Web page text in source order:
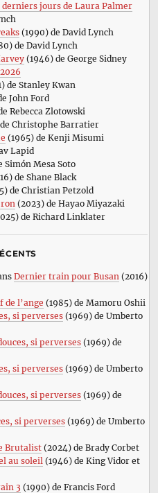
derniers jours de Laura Palmer
(1990) de David Lynch
de David Lynch
(1946) de George Sidney
de Stanley Kwan
John Ford
Rebecca Zlotowski
Christophe Barratier
(1965) de Kenji Misumi
Lapid
Simón Mesa Soto
de Shane Black
de Christian Petzold
(2023) de Hayao Miyazaki
de Richard Linklater
Dernier train pour Busan (2016)
de l’ange (1985) de Mamoru Oshii
si perverses(1969) de Umberto
si perverses(1969) de
si perverses(1969) de Umberto
si perverses(1969) de
si perverses(1969) de Umberto
Brutalist(2024) de Brady Corbet
au soleil (1946) de King Vidor et
3 (1990) de Francis Ford